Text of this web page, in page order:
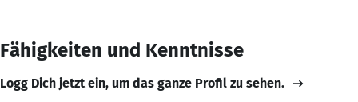
Fähigkeiten und Kenntnisse
Logg Dich jetzt ein, um das ganze Profil zu sehen.